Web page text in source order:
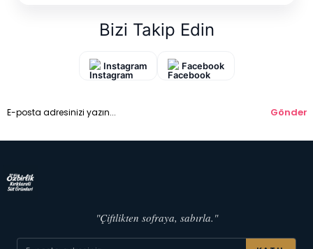
Bizi Takip Edin
Instagram Facebook
Gönder
"Çiftlikten sofraya, sabırla."